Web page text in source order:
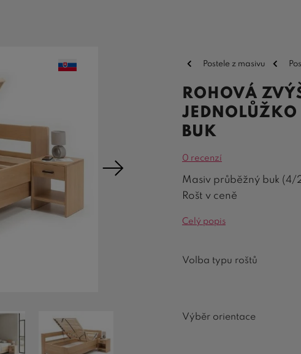
Postele z masivu
ROHOVÁ
BUK
0 recenzí
Masiv průběžný buk (4/
Rošt v ceně
Celý popis
Volba typu roštů
Výběr orientace